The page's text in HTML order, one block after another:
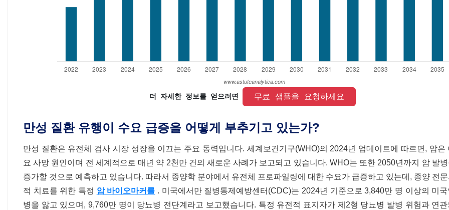
더 자세한 정보를 얻으려면 무료 샘플을 요청하세요
만성 질환 유행이 수요 급증을 어떻게 부추기고 있는가?
만성 질환은 유전체 검사 시장 성장을 이끄는 주요 동력입니다. 세계보건기구(WHO)의 2024년 업데이트에 따르면, 암은
요 사망 원인이며 전 세계적으로 매년 약 2천만 건의 새로운 사례가 보고되고 있습니다. WHO는 또한 2050년까지 암 발
증가할 것으로 예측하고 있습니다. 따라서 종양학 분야에서 유전체 프로파일링에 대한 수요가 급증하고 있는데, 종양 전
적 치료를 위한 특정 암 바이오마커를 . 미국에서만 질병통제예방센터(CDC)는 2024년 기준으로 3,840만 명 이상의 미
병을 앓고 있으며, 9,760만 명이 당뇨병 전단계라고 보고했습니다. 특정 유전적 표지자가 제2형 당뇨병 발병 위험과 연